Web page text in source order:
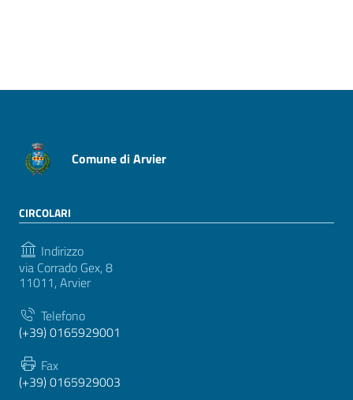
Comune di Arvier
CIRCOLARI
Indirizzo
via Corrado Gex, 8
11011, Arvier
Telefono
(+39) 0165929001
Fax
(+39) 0165929003